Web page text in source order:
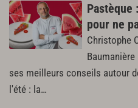
Pastèque
pour ne
Christophe
ses meilleurs conseils autour
l'été : la…